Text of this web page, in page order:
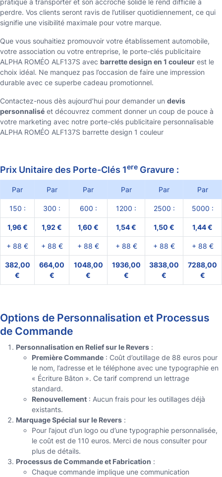
perdre. Vos clients seront ravis de l’utiliser quotidiennement, ce qui
signifie une visibilité maximale pour votre marque.
Que vous souhaitiez promouvoir votre établissement automobile,
votre association ou votre entreprise, le porte-clés publicitaire
ALPHA ROMÉO ALF137S avec barrette design en 1 couleur est le
choix idéal. Ne manquez pas l’occasion de faire une impression
durable avec ce superbe cadeau promotionnel.
Contactez-nous dès aujourd’hui pour demander un devis
personnalisé et découvrez comment donner un coup de pouce à
votre marketing avec notre porte-clés publicitaire personnalisable
ALPHA ROMÉO ALF137S barrette design 1 couleur
Prix Unitaire des Porte-Clés 1ere Gravure :
Par Par Par Par Par Par
150 : 300 : 600 : 1200 : 2500 : 5000 :
1,96 € 1,92 € 1,60 € 1,54 € 1,50 € 1,44 €
+ 88 € + 88 € + 88 € + 88 € + 88 € + 88 €
382,00
€
664,00
€
1048,00
€
1936,00
€
3838,00
€
7288,00
€
Options de Personnalisation et Processus
de Commande
Personnalisation en Relief sur le Revers :
Première Commande : Coût d’outillage de 88 euros pour
le nom, l’adresse et le téléphone avec une typographie en
« Écriture Bâton ». Ce tarif comprend un lettrage
standard.
Renouvellement : Aucun frais pour les outillages déjà
existants.
Marquage Spécial sur le Revers :
Pour l’ajout d’un logo ou d’une typographie personnalisée,
le coût est de 110 euros. Merci de nous consulter pour
plus de détails.
Processus de Commande et Fabrication :
Chaque commande implique une communication